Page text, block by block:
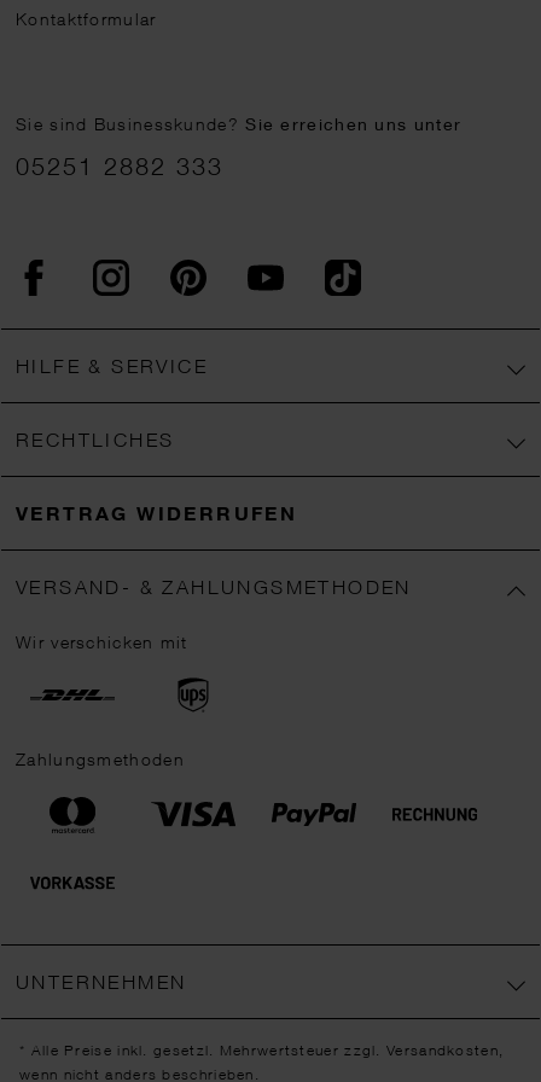
Kontaktformular
Sie sind Businesskunde?Sie erreichen uns unter
05251 2882 333
FacebookInstagram PinterestYouTubeTikTok
HILFE & SERVICE
RECHTLICHES
VERTRAG WIDERRUFEN
VERSAND- & ZAHLUNGSMETHODEN
Wir verschicken mit
Zahlungsmethoden
UNTERNEHMEN
* Alle Preise inkl. gesetzl. Mehrwertsteuer zzgl.Versandkosten,
wenn nicht anders beschrieben.